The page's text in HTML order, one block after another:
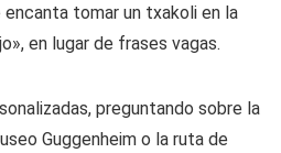
tomar un txakoli en la
en lugar de frases vagas.
preguntando sobre la
Guggenheim o la ruta de